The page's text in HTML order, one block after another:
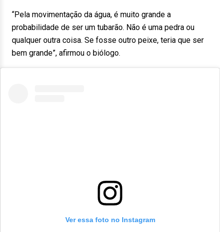
“Pela movimentação da água, é muito grande a
probabilidade de ser um tubarão. Não é uma pedra ou
qualquer outra coisa. Se fosse outro peixe, teria que ser
bem grande”, afirmou o biólogo.
Ver essa foto no Instagram